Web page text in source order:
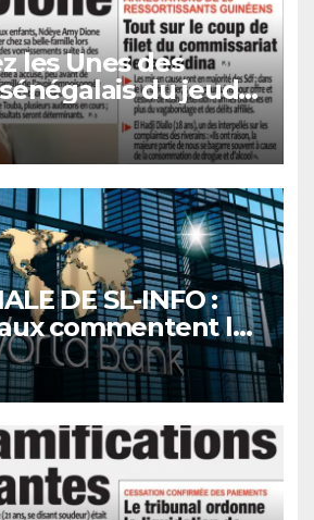
les Unes des
du jeudi
DE SL-INFO :
commentent le
du Sénégal
mondiale